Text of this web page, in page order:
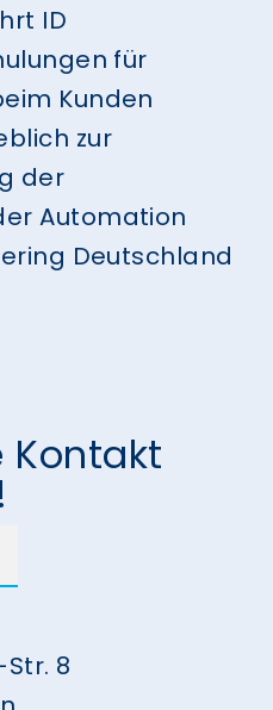
ID
für
Kunden
zur
der
Automation
Deutschland
Kontakt
8